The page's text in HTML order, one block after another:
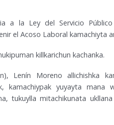
a la Ley del Servicio
el Acoso Laboral kamachiyta
killkarichun kachanka.
Lenín Moreno allichishka
kamachiypak yuyayta mana
tukuylla mitachikunata